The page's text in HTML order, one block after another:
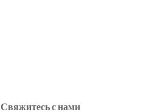
Свяжитесь с нами